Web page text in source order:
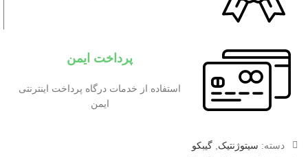
پرداخت ایمن
استفاده از خدمات درگاه پرداخت اینترنتی
ایمن
دسته: سیتوژنتیک, گیبکو